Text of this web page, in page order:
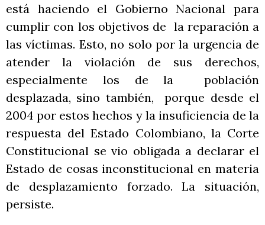
está haciendo el Gobierno Nacional para
cumplir con los objetivos de la reparación a
las víctimas. Esto, no solo por la urgencia de
atender la violación de sus derechos,
especialmente los de la población
desplazada, sino también, porque desde el
2004 por estos hechos y la insuficiencia de la
respuesta del Estado Colombiano, la Corte
Constitucional se vio obligada a declarar el
Estado de cosas inconstitucional en materia
de desplazamiento forzado. La situación,
persiste.